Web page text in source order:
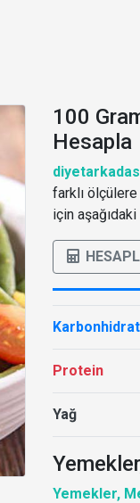
100
Hesapla
farklı
için aşağıdaki
Karbonhidrat
Protein
Yağ
Yemekler,